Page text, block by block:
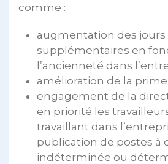
comme :
augmentation des jours
supplémentaires en
l’ancienneté dans
amélioration de la prime
engagement de la
en priorité les
travaillant dans
publication de postes à
indéterminée ou